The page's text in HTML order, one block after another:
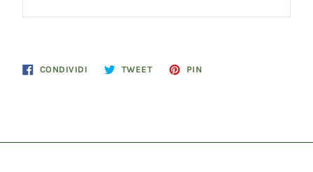
CONDIVIDI CondividiTWEETTwitta
PIN